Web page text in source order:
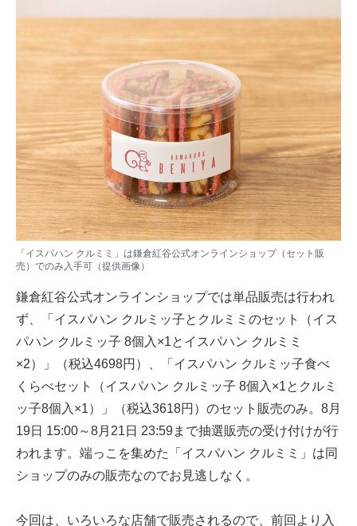
「イスパハン クルミミ」は鎌倉紅谷公式オンラインショップ（セット販
売）でのみ入手可（提供画像）
鎌倉紅谷公式オンラインショップでは単品販売は行われ
ず、「イスパハン クルミッ子とクルミミのセット（イス
パハン クルミッ子 8個入×1とイスパハン クルミミ
×2）」（税込4698円）、「イスパハン クルミッ子食べ
くらべセット（イスパハン クルミッ子 8個入×1とクルミ
ッ子8個入×1）」（税込3618円）のセット販売のみ。8月
19日 15:00～8月21日 23:59まで抽選販売の受け付けが行
われます。端っこを集めた「イスパハン クルミミ」は同
ショップのみの販売なのでお見逃しなく。
今回は、いろいろな店舗で販売されるので、前回より入